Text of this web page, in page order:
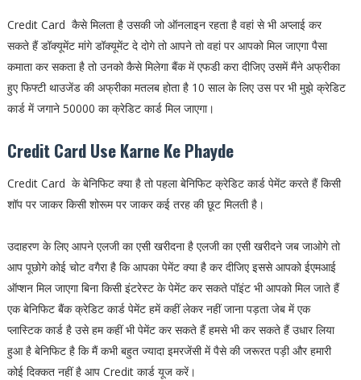
Credit Card कैसे मिलता है उसकी जो ऑनलाइन रहता है वहां से भी अप्लाई कर
सकते हैं डॉक्यूमेंट मांगे डॉक्यूमेंट दे दोगे तो आपने तो वहां पर आपको मिल जाएगा पैसा
कमाता कर सकता है तो उनको कैसे मिलेगा बैंक में एफडी करा दीजिए उसमें मैंने अफ्रीका
हुए फिफ्टी थाउजेंड की अफ्रीका मतलब होता है 10 साल के लिए उस पर भी मुझे क्रेडिट
कार्ड में जगाने 50000 का क्रेडिट कार्ड मिल जाएगा।
Credit Card Use Karne Ke Phayde
Credit Card के बेनिफिट क्या है तो पहला बेनिफिट क्रेडिट कार्ड पेमेंट करते हैं किसी
शॉप पर जाकर किसी शोरूम पर जाकर कई तरह की छूट मिलती है।
उदाहरण के लिए आपने एलजी का एसी खरीदना है एलजी का एसी खरीदने जब जाओगे तो
आप पूछोगे कोई चोट वगैरा है कि आपका पेमेंट क्या है कर दीजिए इससे आपको ईएमआई
ऑप्शन मिल जाएगा बिना किसी इंटरेस्ट के पेमेंट कर सकते पॉइंट भी आपको मिल जाते हैं
एक बेनिफिट बैंक क्रेडिट कार्ड पेमेंट हमें कहीं लेकर नहीं जाना पड़ता जेब में एक
प्लास्टिक कार्ड है उसे हम कहीं भी पेमेंट कर सकते हैं हमसे भी कर सकते हैं उधार लिया
हुआ है बेनिफिट है कि मैं कभी बहुत ज्यादा इमरजेंसी में पैसे की जरूरत पड़ी और हमारी
कोई दिक्कत नहीं है आप Credit कार्ड यूज करें।